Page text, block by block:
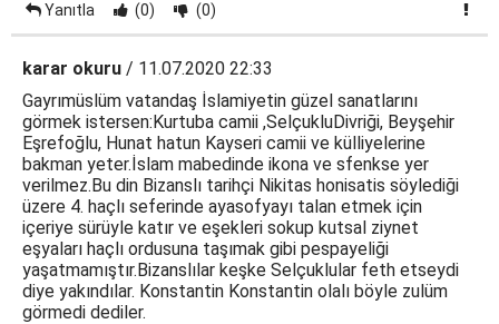
Yanıtla (0) (0)
karar okuru / 11.07.2020 22:33
Gayrımüslüm vatandaş İslamiyetin güzel sanatlarını
görmek istersen:Kurtuba camii ,SelçukluDivriği, Beyşehir
Eşrefoğlu, Hunat hatun Kayseri camii ve külliyelerine
bakman yeter.İslam mabedinde ikona ve sfenkse yer
verilmez.Bu din Bizanslı tarihçi Nikitas honisatis söylediği
üzere 4. haçlı seferinde ayasofyayı talan etmek için
içeriye sürüyle katır ve eşekleri sokup kutsal ziynet
eşyaları haçlı ordusuna taşımak gibi pespayeliği
yaşatmamıştır.Bizanslılar keşke Selçuklular feth etseydi
diye yakındılar. Konstantin Konstantin olalı böyle zulüm
görmedi dediler.